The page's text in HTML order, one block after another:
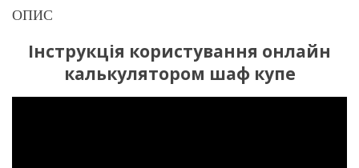
ОПИС
Інструкція користування онлайн
калькулятором шаф купе